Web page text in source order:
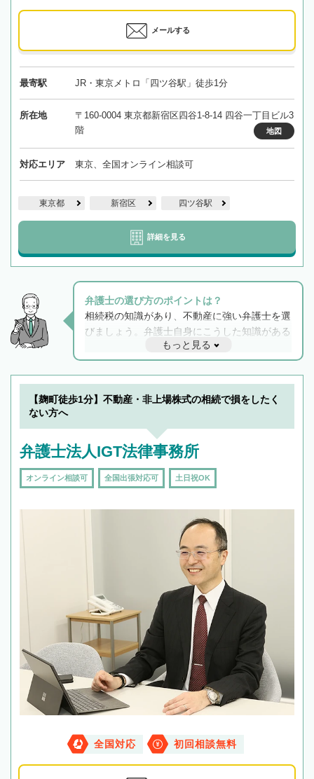
メールする
最寄駅 JR・東京メトロ「四ツ谷駅」徒歩1分
所在地
〒160-0004 東京都新宿区四谷1-8-14 四谷一丁目ビル3
階
地図
対応エリア 東京、全国オンライン相談可
東京都 新宿区 四ツ谷駅
詳細を見る
弁護士の選び方のポイントは？
相続税の知識があり、不動産に強い弁護士を選
びましょう。弁護士自身にこうした知識がある
と他士業との連携もスムーズに進み、トラブル
解決のみならず相続をトータルで任せることが
できます。また、相続は感情がからむ分野なの
でフィーリングも重要です。実際に電話や面談
で複数の弁護士と会話をしてウマが合う方に依
もっと見る
【麹町徒歩1分】不動産・非上場株式の相続で損をしたく
ない方へ
弁護士法人IGT法律事務所
オンライン相談可 全国出張対応可 土日祝OK
全国対応 初回相談無料